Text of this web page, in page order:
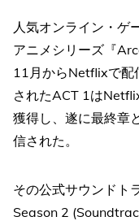
人気オンライン・ゲ
アニメシリーズ『
11月からNetflixで配
されたACT 1は
獲得し、遂に最終章
信された。
その公式サウンドト
Season 2